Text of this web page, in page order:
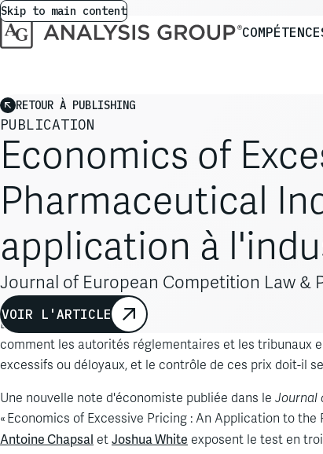
Skip to main content
RETOUR À PUBLISHING
PUBLICATION
Economics of
Pharmaceutical
application à
Journal of European Competition Law &
VOIR L'ARTICLE
La résurgence récente d'affaires de prix
comment les autorités réglementaires et les tribunaux
excessifs ou déloyaux, et le contrôle de ces prix doit-il
Une nouvelle note d'économiste publiée dans le Journal
« Economics of Excessive Pricing : An Application to
Antoine Chapsal et Joshua White exposent le test en